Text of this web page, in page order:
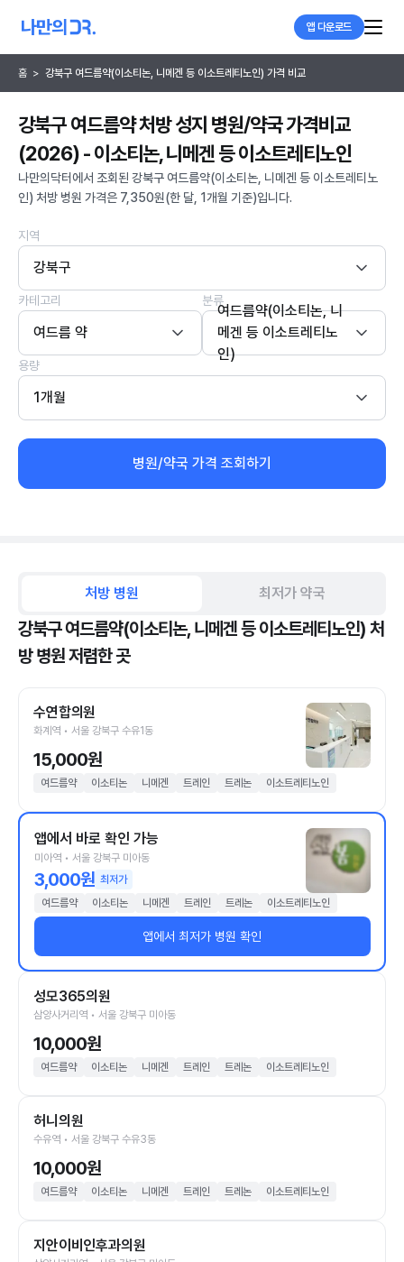
앱 다운로드
홈 > 강북구 여드름약(이소티논, 니메겐 등 이소트레티노인) 가격 비교
강북구 여드름약 처방 성지 병원/약국 가격비교
(2026) - 이소티논, 니메겐 등 이소트레티노인
나만의닥터에서 조회된 강북구 여드름약(이소티논, 니메겐 등 이소트레티노
인) 처방 병원 가격은 7,350원(한 달, 1개월 기준)입니다.
지역
강북구
카테고리
여드름 약
분류
여드름약(이소티논, 니
메겐 등 이소트레티노
인)
용량
1개월
병원/약국 가격 조회하기
처방 병원 최저가 약국
강북구 여드름약(이소티논, 니메겐 등 이소트레티노인) 처
방 병원 저렴한 곳
수연합의원
화계역 • 서울 강북구 수유1동
15,000원
여드름약 이소티논 니메겐 트레인 트레논 이소트레티노인
앱에서 바로 확인 가능
미아역 • 서울 강북구 미아동
3,000원 최저가
여드름약
이소티논 니메겐 트레인 트레논 이소트레티노인
앱에서 최저가 병원 확인
성모365의원
삼양사거리역 • 서울 강북구 미아동
10,000원
여드름약 이소티논 니메겐 트레인 트레논 이소트레티노인
허니의원
수유역 • 서울 강북구 수유3동
10,000원
여드름약 이소티논 니메겐 트레인 트레논 이소트레티노인
지안이비인후과의원